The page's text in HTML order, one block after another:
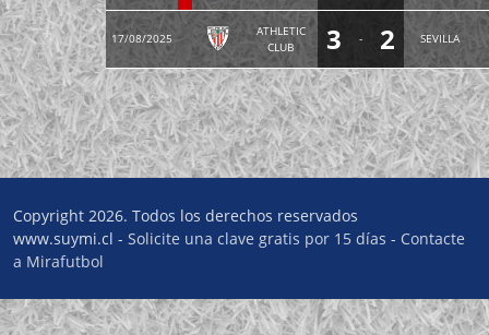
17/08/2025
ATHLETIC
CLUB
3 - 2 SEVILLA
Copyright 2026. Todos los derechos reservados
www.suymi.cl - Solicite una clave gratis por 15 días - Contacte
a Mirafutbol